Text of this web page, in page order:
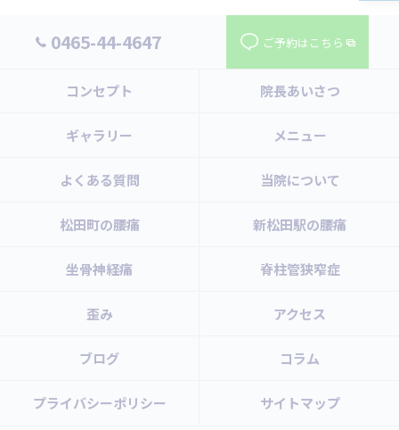
0465-44-4647 ご予約はこちら
コンセプト 院長あいさつ
ギャラリー メニュー
よくある質問 当院について
松田町の腰痛 新松田駅の腰痛
坐骨神経痛 脊柱管狭窄症
歪み アクセス
ブログ コラム
プライバシーポリシー サイトマップ